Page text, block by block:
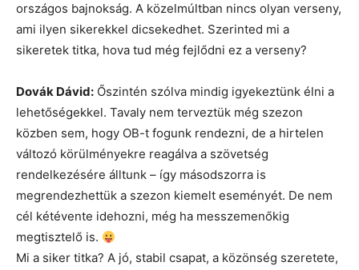
országos bajnokság. A közelmúltban nincs olyan verseny,
ami ilyen sikerekkel dicsekedhet. Szerinted mi a
sikeretek titka, hova tud még fejlődni ez a verseny?
Dovák Dávid: Őszintén szólva mindig igyekeztünk élni a
lehetőségekkel. Tavaly nem terveztük még szezon
közben sem, hogy OB-t fogunk rendezni, de a hirtelen
változó körülményekre reagálva a szövetség
rendelkezésére álltunk – így másodszorra is
megrendezhettük a szezon kiemelt eseményét. De nem
cél kétévente idehozni, még ha messzemenőkig
megtisztelő is.
Mi a siker titka? A jó, stabil csapat, a közönség szeretete,